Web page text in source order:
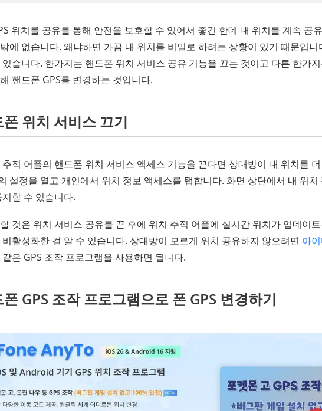
위치를 공유를 통해 안전을 보호할 수 있어서 좋긴 한데 내 위치를 계속 공
에 없습니다. 왜냐하면 가끔 내 위치를 비밀로 하려는 상황이 있기 때문입
습니다. 한가지는 핸드폰 위치 서비스 공유 기능을 끄는 것이고 다른 한가
핸드폰 GPS를 변경하는 것입니다.
위치 서비스 끄기
적 어플의 핸드폰 위치 서비스 액세스 기능을 끈다면 상대방이 내 위치를
설정을 열고 개인에서 위치 정보 액세스를 탭합니다. 화면 상단에서 내 위
할 수 있습니다.
것은 위치 서비스 공유를 끈 후에 위치 추적 어플에 실시간 위치가 업데이
활성화한 걸 알 수 있습니다. 상대방이 모르게 위치 공유하지 않으려면 아
같은 GPS 조작 프로그램을 사용하면 됩니다.
GPS 조작 프로그램으로 폰 GPS 변경하기